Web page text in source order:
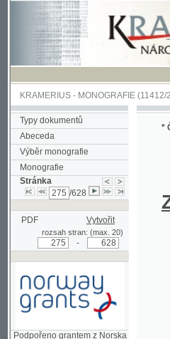
KRAMERIUS-MONOGRAFIE(11412/
Typy dokumentů
Abeceda
Výběr monografie
Monografie
Stránka
/628
PDF Vytvořit
rozsah stran: (max. 20)
Podpořeno grantem z Norska
prostřednictvím Norského
*